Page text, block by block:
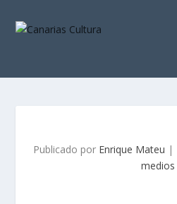
Publicado por Enrique Mateu |
medios